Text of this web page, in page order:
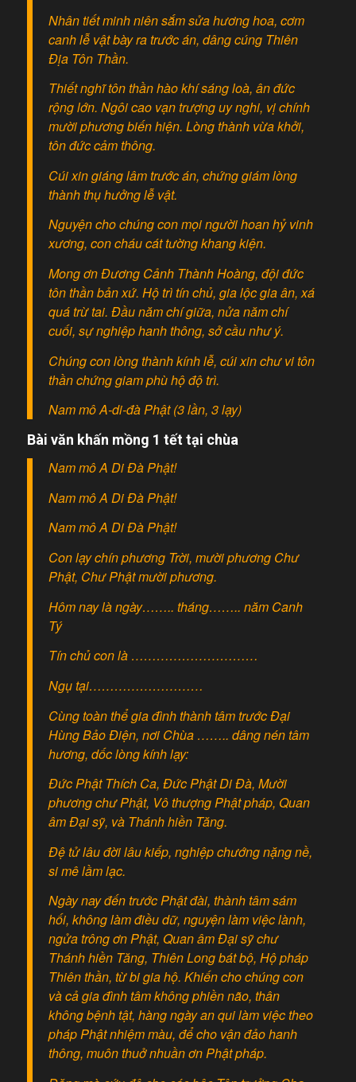
Nhân tiết minh niên sắm sửa hương hoa, cơm
canh lễ vật bày ra trước án, dâng cúng Thiên
Địa Tôn Thần.
Thiết nghĩ tôn thần hào khí sáng loà, ân đức
rộng lớn. Ngôi cao vạn trượng uy nghi, vị chính
mười phương biến hiện. Lòng thành vừa khởi,
tôn đức cảm thông.
Cúi xin giáng lâm trước án, chứng giám lòng
thành thụ hưởng lễ vật.
Nguyện cho chúng con mọi người hoan hỷ vinh
xương, con cháu cát tường khang kiện.
Mong ơn Đương Cảnh Thành Hoàng, đội đức
tôn thần bản xứ. Hộ trì tín chủ, gia lộc gia ân, xá
quá trừ tai. Đầu năm chí giữa, nửa năm chí
cuối, sự nghiệp hanh thông, sở cầu như ý.
Chúng con lòng thành kính lễ, cúi xin chư vi tôn
thần chứng giam phù hộ độ trì.
Nam mô A-di-đà Phật (3 lần, 3 lạy)
Bài văn khấn mồng 1 tết tại chùa
Nam mô A Di Đà Phật!
Nam mô A Di Đà Phật!
Nam mô A Di Đà Phật!
Con lạy chín phương Trời, mười phương Chư
Phật, Chư Phật mười phương.
Hôm nay là ngày…….. tháng…….. năm Canh
Tý
Tín chủ con là …………………………
Ngụ tại………………………
Cùng toàn thể gia đình thành tâm trước Đại
Hùng Bảo Điện, nơi Chùa …….. dâng nén tâm
hương, dốc lòng kính lạy:
Đức Phật Thích Ca, Đức Phật Di Đà, Mười
phương chư Phật, Vô thượng Phật pháp, Quan
âm Đại sỹ, và Thánh hiền Tăng.
Đệ tử lâu đời lâu kiếp, nghiệp chướng nặng nề,
si mê lầm lạc.
Ngày nay đến trước Phật đài, thành tâm sám
hối, không làm điều dữ, nguyện làm việc lành,
ngửa trông ơn Phật, Quan âm Đại sỹ chư
Thánh hiền Tăng, Thiên Long bát bộ, Hộ pháp
Thiên thần, từ bi gia hộ. Khiến cho chúng con
và cả gia đình tâm không phiền não, thân
không bệnh tật, hàng ngày an qui làm việc theo
pháp Phật nhiệm màu, để cho vận đảo hanh
thông, muôn thuở nhuần ơn Phật pháp.